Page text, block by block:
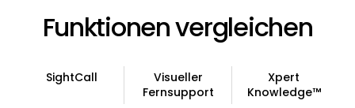
Funktionen vergleichen
SightCall
Visueller
Fernsupport
Xpert
Knowledge™